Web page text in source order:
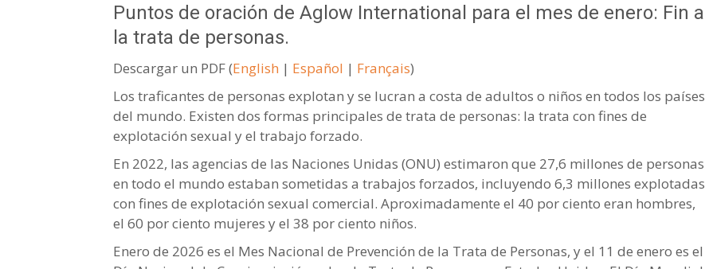
Puntos de oración de Aglow International para el mes de enero: Fin a
la trata de personas.
Descargar un PDF (English | Español | Français)
Los traficantes de personas explotan y se lucran a costa de adultos o niños en todos los países
del mundo. Existen dos formas principales de trata de personas: la trata con fines de
explotación sexual y el trabajo forzado.
En 2022, las agencias de las Naciones Unidas (ONU) estimaron que 27,6 millones de personas
en todo el mundo estaban sometidas a trabajos forzados, incluyendo 6,3 millones explotadas
con fines de explotación sexual comercial. Aproximadamente el 40 por ciento eran hombres,
el 60 por ciento mujeres y el 38 por ciento niños.
Enero de 2026 es el Mes Nacional de Prevención de la Trata de Personas, y el 11 de enero es el